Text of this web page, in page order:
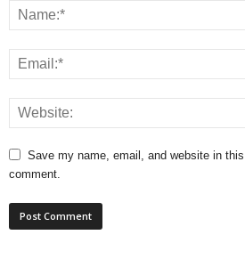
Save my name, email, and website in
comment.